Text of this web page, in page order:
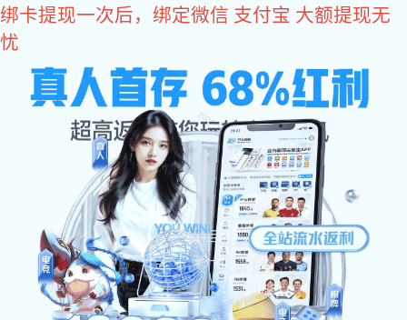
星空真人
产品中心
星空真人/产品中心/超精密金属薄板切割加工件